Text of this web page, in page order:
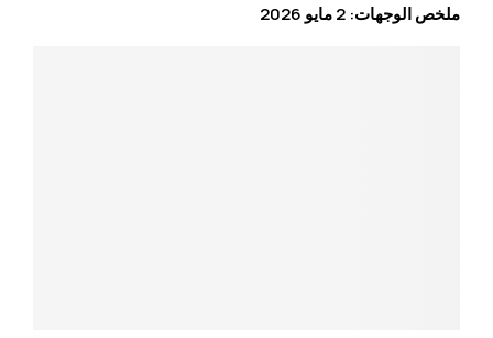
ملخص الوجهات: 2 مايو 2026